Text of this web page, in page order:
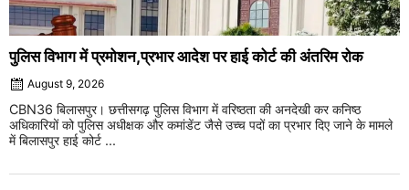
पुलिस विभाग में प्रमोशन,प्रभार आदेश पर हाई कोर्ट की अंतरिम रोक
August 9, 2026
CBN36 बिलासपुर। छत्तीसगढ़ पुलिस विभाग में वरिष्ठता की अनदेखी कर कनिष्ठ
अधिकारियों को पुलिस अधीक्षक और कमांडेंट जैसे उच्च पदों का प्रभार दिए जाने के मामले
में बिलासपुर हाई कोर्ट ...